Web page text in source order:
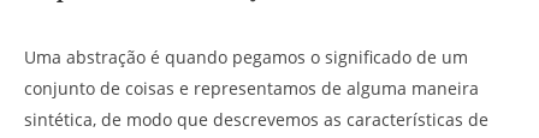
Uma abstração é quando pegamos o significado de um
conjunto de coisas e representamos de alguma maneira
sintética, de modo que descrevemos as características de